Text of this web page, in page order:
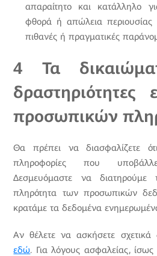
απαραίτητο και κατάλληλο
φθορά ή απώλεια περιουσίας
πιθανές ή πραγματικές
4 Τα
δραστηριότητες
προσωπικών
Θα πρέπει να διασφαλίζετε
πληροφορίες που
Δεσμευόμαστε να διατηρούμε
πληρότητα των προσωπικών
κρατάμε τα δεδομένα
Αν θέλετε να ασκήσετε σχετικά
εδώ. Για λόγους ασφαλείας, ίσως